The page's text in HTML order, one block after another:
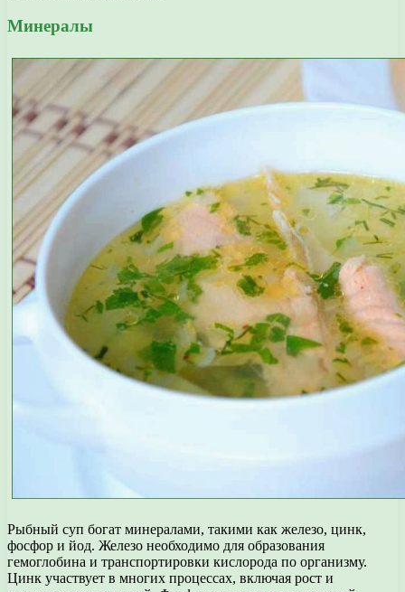
Минералы
Рыбный суп богат минералами, такими как железо, цинк,
фосфор и йод. Железо необходимо для образования
гемоглобина и транспортировки кислорода по организму.
Цинк участвует в многих процессах, включая рост и